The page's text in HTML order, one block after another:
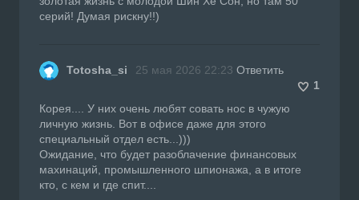
серий! Думая рискну!!)
Totosha_si 25 мая 2026 22:23 Ответить
1
Корея.... У них очень любят совать нос в чужую
личную жизнь. Вот в офисе даже для этого
специальный отдел есть...)))
Ожидание, что будет разоблачение финансовых
махинаций, промышленного шпионажа, а в итоге
кто, с кем и где спит....